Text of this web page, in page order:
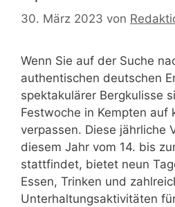
30. März 2023 von
Wenn Sie auf der Suche
authentischen deutschen
spektakulärer Bergkulisse
Festwoche in Kempten auf
verpassen. Diese jährliche
diesem Jahr vom 14. bis
stattfindet, bietet neun
Essen, Trinken und
Unterhaltungsaktivitäten